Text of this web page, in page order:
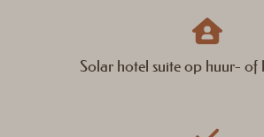
Solar hotel suite op huur-